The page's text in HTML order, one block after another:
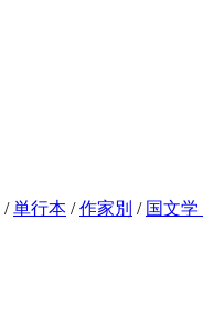
/単行本 /作家別 / 国文